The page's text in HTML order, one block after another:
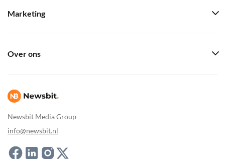
Newsbit Media Group
info@newsbit.nl
Marketing
Over ons